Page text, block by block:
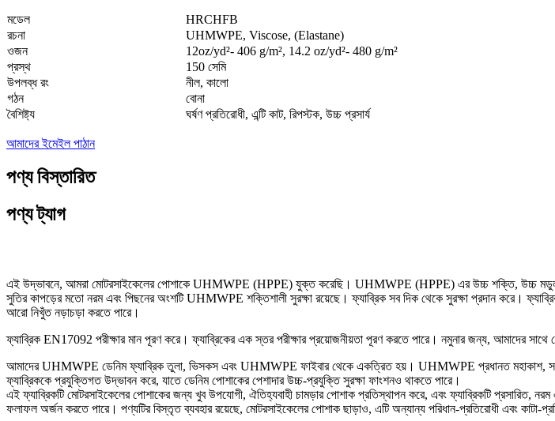
মডেল
HRCHFB
রচনা
UHMWPE, Viscose, (Elastane)
ওজন
12oz/yd²- 406 g/m², 14.2 oz/yd²- 480 g/m²
প্রস্থ
150 সেমি
উপলব্ধ রং
নীল, কালো
গঠন
বোনা
বৈশিষ্ট্য
ঘর্ষণ প্রতিরোধী, এন্টি কাট, রিপস্টক, উচ্চ প্রসার্য
আমাদের ইমেইল পাঠান
পণ্য বিস্তারিত
পণ্য ট্যাগ
এই উদ্ভাবনে, আমরা মোটরসাইকেলের পোশাকে UHMWPE (HPPE) যুক্ত করেছি। UHMWPE (HPPE) এর উচ্চ শক্তি, উচ্চ মডুলাস
সুতির কাপড়ের মতো নরম এবং পিছনের অংশটি UHMWPE শক্তিশালী সুরক্ষা রয়েছে। ফ্যাব্রিক সব দিক থেকে সুরক্ষা প্রদান করে।
আরো নিখুঁত নড়াচড়া করতে পারে।
ফ্যাব্রিক EN17092 পরীক্ষার মান পূরণ করে। ফ্যাব্রিকের এক স্তর পরীক্ষার প্রয়োজনীয়তা পূরণ করতে পারে। নমুনার জন্য, আমাদের
আমাদের UHMWPE ডেনিম ফ্যাব্রিক তুলা, ভিসকস এবং UHMWPE ফাইবার থেকে একত্রিত হয়। UHMWPE প্রধানত মহাকাশ,
ফ্যাব্রিককে প্রযুক্তিগত উদ্ভাবন করে, যাতে ডেনিম পোশাকের পেশাদার উচ্চ-প্রযুক্তি সুরক্ষা ফাংশনও থাকতে পারে।
এই ফ্যাব্রিকটি মোটরসাইকেলের পোশাকের জন্য খুব উপযোগী, ঐতিহ্যবাহী চামড়ার পোশাক প্রতিস্থাপন করে, এবং ফ্যাব্রিকটি প্রসারিত,
ফলাফল অর্জন করতে পারে। পণ্যটির বিস্তৃত ব্যবহার রয়েছে, মোটরসাইকেলের পোশাক ছাড়াও, এটি অন্যান্য পরিধান-প্রতিরোধী এবং কাটা-